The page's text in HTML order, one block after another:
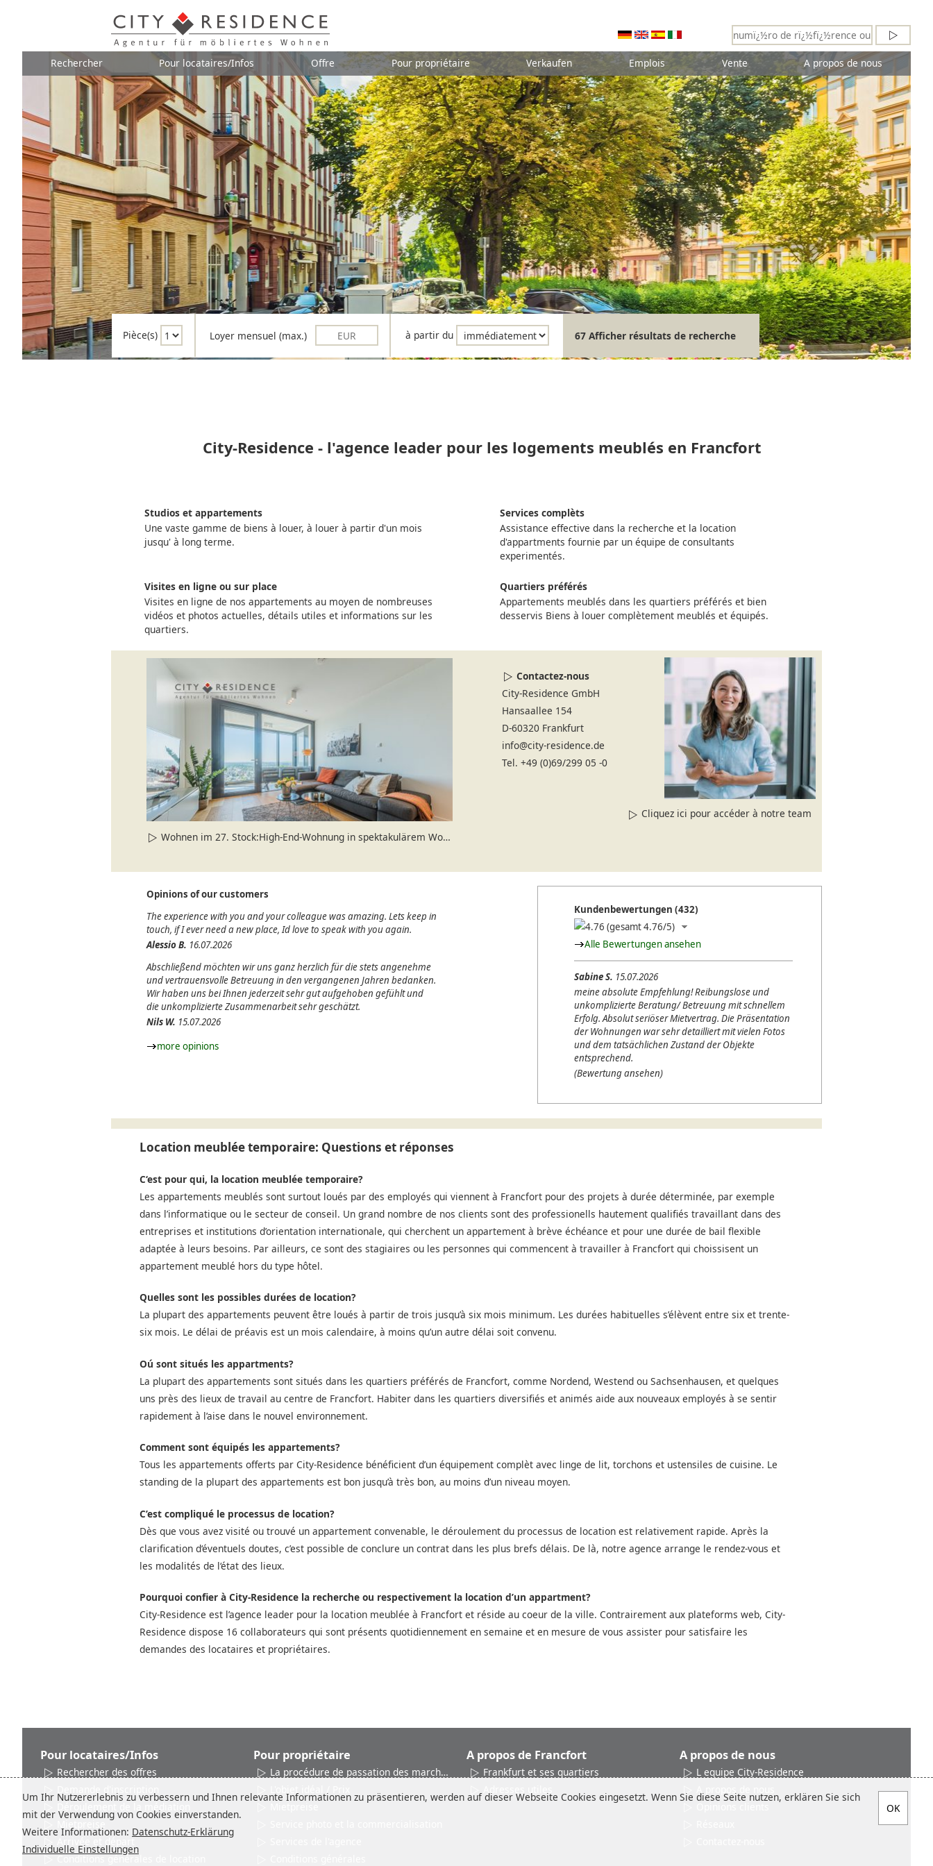
Rechercher Pour locataires/Infos Offre Pour propriétaire Verkaufen Emplois Vente A propos de nous
Pièce(s) Loyer mensuel (max.) à partir du 67 Afficher résultats de recherche
City-Residence - l'agence leader pour les logements meublés en Francfort
Studios et appartements
Une vaste gamme de biens à louer, à louer à partir d'un mois
jusqu' à long terme.
Services complèts
Assistance effective dans la recherche et la location
d'appartments fournie par un équipe de consultants
experimentés.
Visites en ligne ou sur place
Visites en ligne de nos appartements au moyen de nombreuses
vidéos et photos actuelles, détails utiles et informations sur les
quartiers.
Quartiers préférés
Appartements meublés dans les quartiers préférés et bien
desservis Biens à louer complètement meublés et équipés.
Wohnen im 27. Stock:High-End-Wohnung in spektakulärem Wohnturm
Cliquez ici pour accéder à notre team
Contactez-nous
City-Residence GmbH
Hansaallee 154
D-60320 Frankfurt
info@city-residence.de
Tel. +49 (0)69/299 05 -0
Opinions of our customers
The experience with you and your colleague was amazing. Lets keep in
touch, if I ever need a new place, Id love to speak with you again.
Alessio B. 16.07.2026
Abschließend möchten wir uns ganz herzlich für die stets angenehme
und vertrauensvolle Betreuung in den vergangenen Jahren bedanken.
Wir haben uns bei Ihnen jederzeit sehr gut aufgehoben gefühlt und
die unkomplizierte Zusammenarbeit sehr geschätzt.
Nils W. 15.07.2026
more opinions
Kundenbewertungen (432)
(gesamt 4.76/5)
Alle Bewertungen ansehen
Sabine S. 15.07.2026
meine absolute Empfehlung! Reibungslose und
unkomplizierte Beratung/ Betreuung mit schnellem
Erfolg. Absolut seriöser Mietvertrag. Die Präsentation
der Wohnungen war sehr detailliert mit vielen Fotos
und dem tatsächlichen Zustand der Objekte
entsprechend.
(Bewertung ansehen)
Location meublée temporaire: Questions et réponses
C‘est pour qui, la location meublée temporaire?
Les appartements meublés sont surtout loués par des employés qui viennent à Francfort pour des projets à durée déterminée, par exemple
dans l’informatique ou le secteur de conseil. Un grand nombre de nos clients sont des professionells hautement qualifiés travaillant dans des
entreprises et institutions d’orientation internationale, qui cherchent un appartement à brève échéance et pour une durée de bail flexible
adaptée à leurs besoins. Par ailleurs, ce sont des stagiaires ou les personnes qui commencent à travailler à Francfort qui choissisent un
appartement meublé hors du type hôtel.
Quelles sont les possibles durées de location?
La plupart des appartements peuvent être loués à partir de trois jusqu’à six mois minimum. Les durées habituelles s’élèvent entre six et trente-
six mois. Le délai de préavis est un mois calendaire, à moins qu’un autre délai soit convenu.
Oú sont situés les appartments?
La plupart des appartements sont situés dans les quartiers préférés de Francfort, comme Nordend, Westend ou Sachsenhausen, et quelques
uns près des lieux de travail au centre de Francfort. Habiter dans les quartiers diversifiés et animés aide aux nouveaux employés à se sentir
rapidement à l’aise dans le nouvel environnement.
Comment sont équipés les appartements?
Tous les appartements offerts par City-Residence bénéficient d’un équipement complèt avec linge de lit, torchons et ustensiles de cuisine. Le
standing de la plupart des appartements est bon jusqu’à très bon, au moins d’un niveau moyen.
C’est compliqué le processus de location?
Dès que vous avez visité ou trouvé un appartement convenable, le déroulement du processus de location est relativement rapide. Après la
clarification d‘éventuels doutes, c’est possible de conclure un contrat dans les plus brefs délais. De là, notre agence arrange le rendez-vous et
les modalités de l‘état des lieux.
Pourquoi confier à City-Residence la recherche ou respectivement la location d’un appartment?
City-Residence est l’agence leader pour la location meublée à Francfort et réside au coeur de la ville. Contrairement aux plateforms web, City-
Residence dispose 16 collaborateurs qui sont présents quotidiennement en semaine et en mesure de vous assister pour satisfaire les
demandes des locataires et propriétaires.
Pour locataires/Infos
Rechercher des offres
Arrivée et départ
Conditions générales de location
Pour propriétaire
La procédure de passation des marchés
A propos de Francfort
Frankfurt et ses quartiers
A propos de nous
L equipe City-Residence
Um Ihr Nutzererlebnis zu verbessern und Ihnen relevante Informationen zu präsentieren, werden auf dieser Webseite Cookies eingesetzt. Wenn Sie diese Seite nutzen, erklären Sie sich
mit der Verwendung von Cookies einverstanden.
Weitere Informationen: Datenschutz-Erklärung
Individuelle Einstellungen